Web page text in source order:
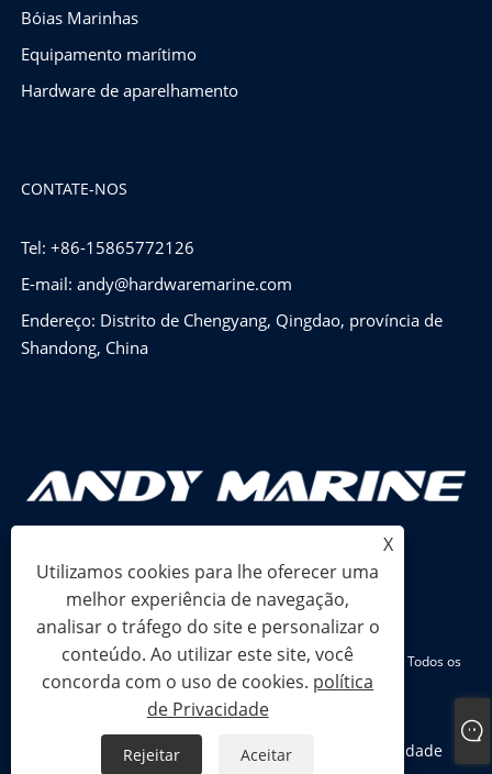
Bóias Marinhas
Equipamento marítimo
Hardware de aparelhamento
CONTATE-NOS
Tel: +86-15865772126
E-mail: andy@hardwaremarine.com
Endereço: Distrito de Chengyang, Qingdao, província de
Shandong, China
Copyright © 2024 Shandong Power Industry and Trade Co., Ltd. Todos os
Sitemap RSS XML política de Privacidade
X
Utilizamos cookies para lhe oferecer uma
melhor experiência de navegação,
analisar o tráfego do site e personalizar o
conteúdo. Ao utilizar este site, você
concorda com o uso de cookies. política
de Privacidade
Rejeitar Aceitar